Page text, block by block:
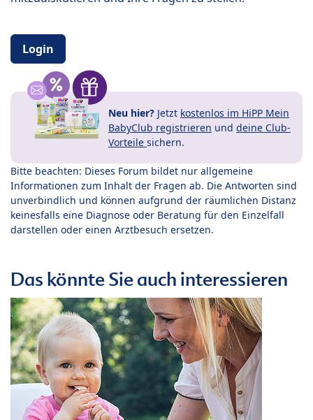
Login
Neu hier? Jetzt kostenlos im HiPP Mein
BabyClub registrieren und deine Club-
Vorteile sichern.
Bitte beachten: Dieses Forum bildet nur allgemeine
Informationen zum Inhalt der Fragen ab. Die Antworten sind
unverbindlich und können aufgrund der räumlichen Distanz
keinesfalls eine Diagnose oder Beratung für den Einzelfall
darstellen oder einen Arztbesuch ersetzen.
Das könnte Sie auch interessieren